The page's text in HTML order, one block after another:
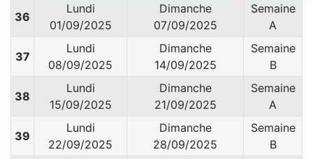
36
Lundi
01/09/2025
Dimanche
07/09/2025
Semaine
A
37
Lundi
08/09/2025
Dimanche
14/09/2025
Semaine
B
38
Lundi
15/09/2025
Dimanche
21/09/2025
Semaine
A
39
Lundi
22/09/2025
Dimanche
28/09/2025
Semaine
B